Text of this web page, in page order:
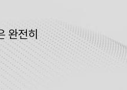
완전히